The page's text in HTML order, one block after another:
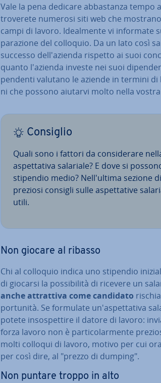
Vale la pena dedicare ab­ba­stan­za tempo
troverete numerosi siti web che
campi di lavoro. Ideal­men­te vi informate
pa­ra­zio­ne del colloquio. Da un lato così
successo del­l'a­zien­da rispetto ai suoi
quanto l'azienda investe nei suoi
pen­den­ti valutano le aziende in termini
ni che possono aiutarvi molto nella
Consiglio
Quali sono i fattori da con­si­de­ra­re
aspet­ta­ti­va salariale? E dove si
stipendio medio? Nel­l'ul­ti­ma sezione
preziosi consigli sulle aspet­ta­ti­ve
utili.
Non giocare al ribasso
Chi al colloquio indica uno stipendio
di giocarsi la pos­si­bi­li­tà di ricevere un
anche at­trat­ti­va come candidato
por­tu­ni­tà. Se formulate un'a­spet­ta­ti­va
potete in­so­spet­ti­re il datore di lavoro:
forza lavoro non è par­ti­co­lar­men­te
molti colloqui di lavoro, motivo per cui
per così dire, al "prezzo di dumping".
Non puntare troppo in alto